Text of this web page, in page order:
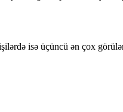
isə üçüncü ən çox